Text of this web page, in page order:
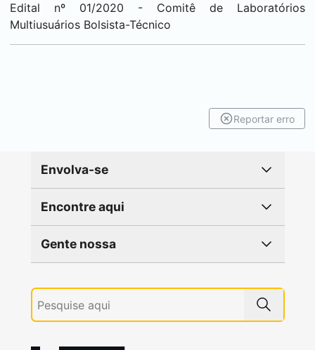
Edital nº 01/2020 - Comitê de Laboratórios
Multiusuários Bolsista-Técnico
Reportar erro
Envolva-se
Encontre aqui
Gente nossa